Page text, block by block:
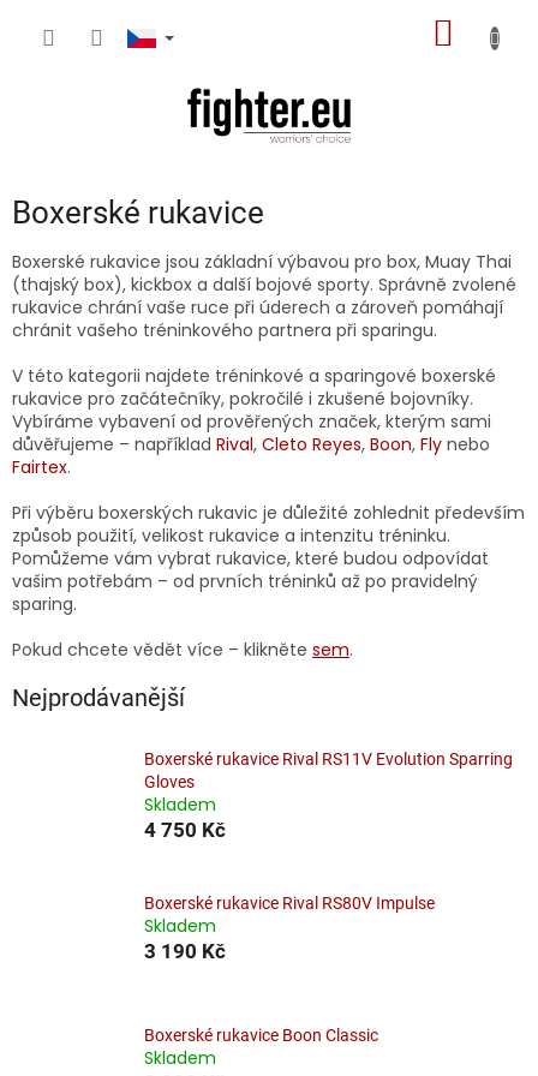
Boxerské rukavice
Boxerské rukavice jsou základní výbavou pro box, Muay Thai
(thajský box), kickbox a další bojové sporty. Správně zvolené
rukavice chrání vaše ruce při úderech a zároveň pomáhají
chránit vašeho tréninkového partnera při sparingu.
V této kategorii najdete tréninkové a sparingové boxerské
rukavice pro začátečníky, pokročilé i zkušené bojovníky.
Vybíráme vybavení od prověřených značek, kterým sami
důvěřujeme – například Rival, Cleto Reyes, Boon, Fly nebo
Fairtex.
Při výběru boxerských rukavic je důležité zohlednit především
způsob použití, velikost rukavice a intenzitu tréninku.
Pomůžeme vám vybrat rukavice, které budou odpovídat
vašim potřebám – od prvních tréninků až po pravidelný
sparing.
Pokud chcete vědět více – klikněte sem.
Nejprodávanější
Boxerské rukavice Rival RS11V Evolution Sparring
Gloves
Skladem
4 750 Kč
Boxerské rukavice Rival RS80V Impulse
Skladem
3 190 Kč
Boxerské rukavice Boon Classic
Skladem